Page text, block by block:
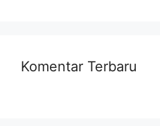
Komentar Terbaru